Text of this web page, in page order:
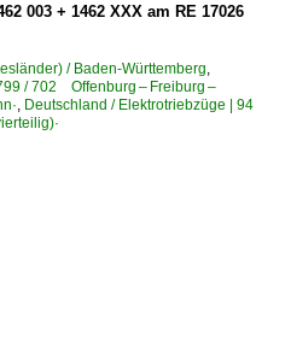
003 + 1462 XXX am RE 17026
/ Baden-Württemberg
/ 702 Offenburg – Freiburg –
Deutschland / Elektrotriebzüge | 94